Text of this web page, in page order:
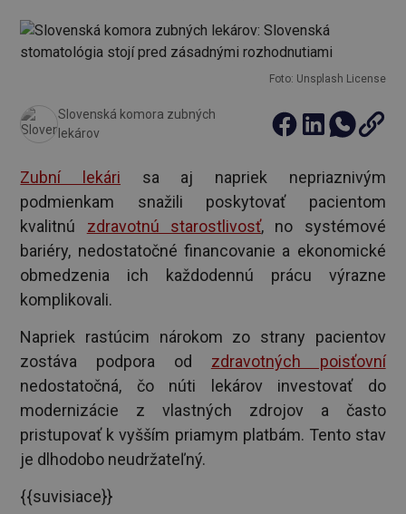
Foto: Unsplash License
Slovenská komora zubných
lekárov
Zubní lekári sa aj napriek nepriaznivým
podmienkam snažili poskytovať pacientom
kvalitnú zdravotnú starostlivosť, no systémové
bariéry, nedostatočné financovanie a ekonomické
obmedzenia ich každodennú prácu výrazne
komplikovali.
Napriek rastúcim nárokom zo strany pacientov
zostáva podpora od zdravotných poisťovní
nedostatočná, čo núti lekárov investovať do
modernizácie z vlastných zdrojov a často
pristupovať k vyšším priamym platbám. Tento stav
je dlhodobo neudržateľný.
{{suvisiace}}